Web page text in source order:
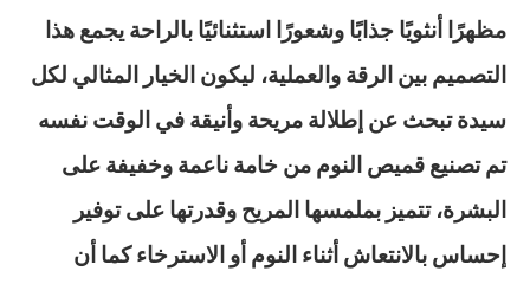
مظهرًا أنثويًا جذابًا وشعورًا استثنائيًا بالراحة يجمع هذا
التصميم بين الرقة والعملية، ليكون الخيار المثالي لكل
سيدة تبحث عن إطلالة مريحة وأنيقة في الوقت نفسه
تم تصنيع قميص النوم من خامة ناعمة وخفيفة على
البشرة، تتميز بملمسها المريح وقدرتها على توفير
إحساس بالانتعاش أثناء النوم أو الاسترخاء كما أن